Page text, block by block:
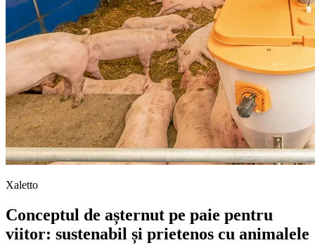
Xaletto
Conceptul de așternut pe paie pentru
viitor: sustenabil și prietenos cu animalele